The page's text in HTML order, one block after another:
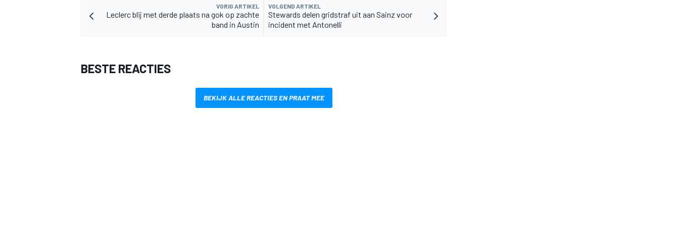
VORIG ARTIKEL
Leclerc blij met derde plaats na gok op zachte
band in Austin
VOLGEND ARTIKEL
Stewards delen gridstraf uit aan Sainz voor
incident met Antonelli
BESTE REACTIES
BEKIJK ALLE REACTIES EN PRAAT MEE